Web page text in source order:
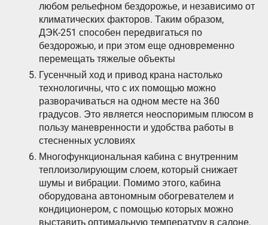
любом рельефном бездорожье, и независимо от
климатических факторов. Таким образом,
ДЭК-251 способен передвигаться по
бездорожью, и при этом еще одновременно
перемещать тяжелые объекты
Гусенчный ход и привод крана настолько
технологичны, что с их помощью можно
разворачиваться на одном месте на 360
градусов. Это является неоспоримым плюсом в
пользу маневренности и удобства работы в
стесненных условиях
Многофункциональная кабина с внутренним
теплоизолирующим слоем, который снижает
шумы и вибрации. Помимо этого, кабина
оборудована автономным обогревателем и
кондиционером, с помощью которых можно
выставить оптимальную температуру в салоне,